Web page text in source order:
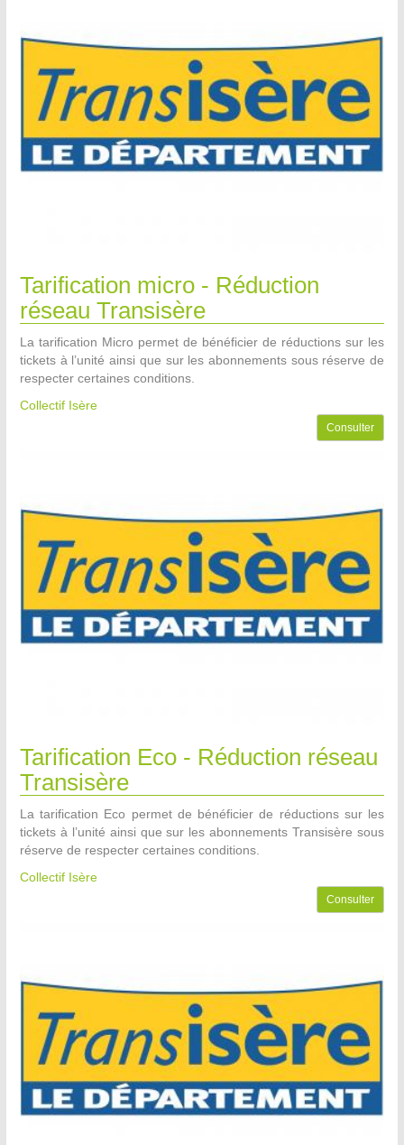
Tarification micro - Réduction
réseau Transisère
La tarification Micro permet de bénéficier de réductions sur les
tickets à l’unité ainsi que sur les abonnements sous réserve de
respecter certaines conditions.
Collectif Isère
Consulter
Tarification Eco - Réduction réseau
Transisère
La tarification Eco permet de bénéficier de réductions sur les
tickets à l’unité ainsi que sur les abonnements Transisère sous
réserve de respecter certaines conditions.
Collectif Isère
Consulter